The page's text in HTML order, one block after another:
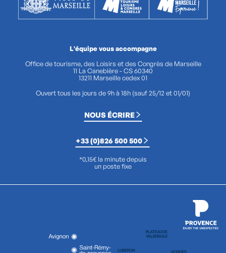
L'équipe vous accompagne
Office de tourisme, des Loisirs et des Congrès de Marseille
11 La Canebière - CS 60340
13211 Marseille cedex 01
Ouvert tous les jours de 9h à 18h (sauf 25/12 et 01/01)
NOUS ÉCRIRE
+33 (0)826 500 500
*0,15€ la minute depuis
un poste fixe